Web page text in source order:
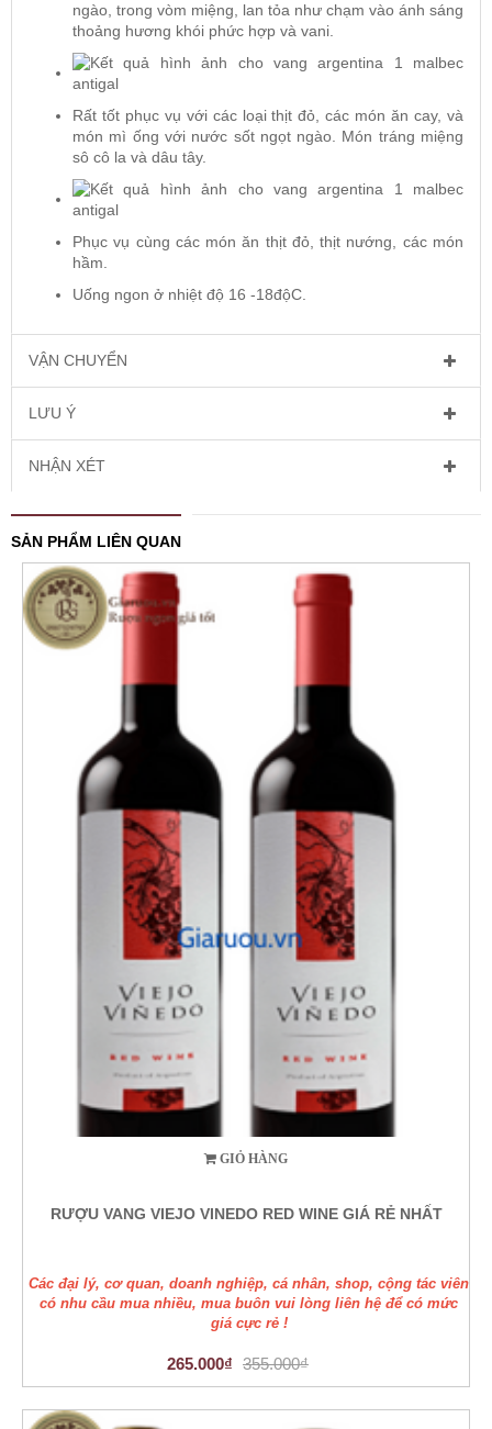
ngào, trong vòm miệng, lan tỏa như chạm vào ánh sáng
thoảng hương khói phức hợp và vani.
Rất tốt phục vụ với các loại thịt đỏ, các món ăn cay, và
món mì ống với nước sốt ngọt ngào. Món tráng miệng
sô cô la và dâu tây.
Phục vụ cùng các món ăn thịt đỏ, thịt nướng, các món
hầm.
Uống ngon ở nhiệt độ 16 -18độC.
VẬN CHUYỂN
LƯU Ý
NHẬN XÉT
SẢN PHẨM LIÊN QUAN
GIỎ HÀNG
RƯỢU VANG VIEJO VINEDO RED WINE GIÁ RẺ NHẤT
Các đại lý, cơ quan, doanh nghiệp, cá nhân, shop, cộng tác viên
có nhu cầu mua nhiều, mua buôn vui lòng liên hệ để có mức
giá cực rẻ !
265.000₫ 355.000₫